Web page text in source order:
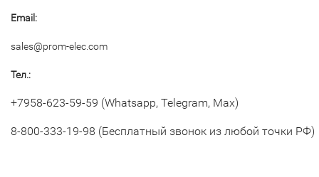
Email:
sales@prom-elec.com
Тел.:
+7958-623-59-59 (Whatsapp, Telegram, Max)
8-800-333-19-98 (Бесплатный звонок из любой точки РФ)